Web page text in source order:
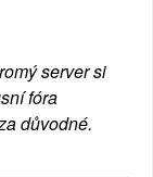
server si
fóra
důvodné.